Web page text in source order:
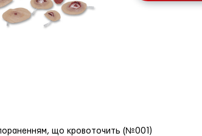
що кровоточить (№001)